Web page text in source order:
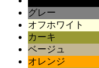
グレー
オフホワイト
カーキ
ベージュ
オレンジ